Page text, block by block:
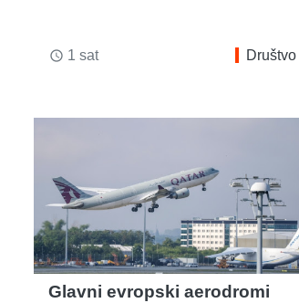
access_time 1 sat Društvo
Glavni evropski aerodromi